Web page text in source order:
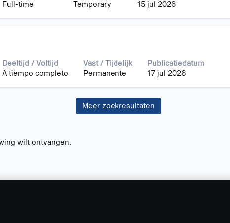
Full-time
Temporary
15 jul 2026
Deeltijd / Voltijd
A tiempo completo
Vast / Tijdelijk
Permanente
Publicatiedatum
17 jul 2026
Meer zoekresultaten
wilt ontvangen: